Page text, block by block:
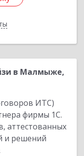
в Малмыже,
ИТС)
фирмы 1С.
аттестованных
и решений